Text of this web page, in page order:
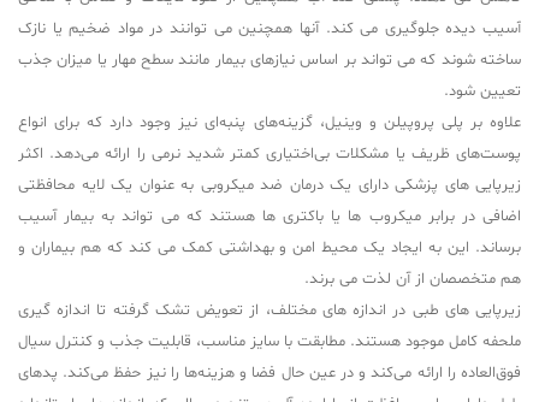
آسیب دیده جلوگیری می کند. آنها همچنین می توانند در مواد ضخیم یا نازک
ساخته شوند که می تواند بر اساس نیازهای بیمار مانند سطح مهار یا میزان جذب
تعیین شود.
علاوه بر پلی پروپیلن و وینیل، گزینه‌های پنبه‌ای نیز وجود دارد که برای انواع
پوست‌های ظریف یا مشکلات بی‌اختیاری کمتر شدید نرمی را ارائه می‌دهد. اکثر
زیرپایی های پزشکی دارای یک درمان ضد میکروبی به عنوان یک لایه محافظتی
اضافی در برابر میکروب ها یا باکتری ها هستند که می تواند به بیمار آسیب
برساند. این به ایجاد یک محیط امن و بهداشتی کمک می کند که هم بیماران و
هم متخصصان از آن لذت می برند.
زیرپایی های طبی در اندازه های مختلف، از تعویض تشک گرفته تا اندازه گیری
ملحفه کامل موجود هستند. مطابقت با سایز مناسب، قابلیت جذب و کنترل سیال
فوق‌العاده را ارائه می‌کند و در عین حال فضا و هزینه‌ها را نیز حفظ می‌کند. پدهای